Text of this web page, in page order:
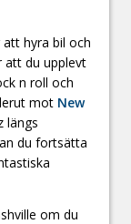
hyra bil och
att du upplevt
n roll och
mot New
längs
du fortsätta
om du